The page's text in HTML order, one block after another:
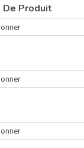
Produit